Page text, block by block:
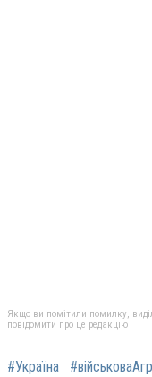
Якщо ви помітили помилку,
повідомити про це редакцію
#Україна